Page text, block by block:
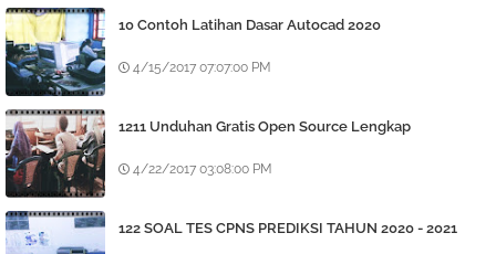
10 Contoh Latihan Dasar Autocad 2020
4/15/2017 07:07:00 PM
1211 Unduhan Gratis Open Source Lengkap
4/22/2017 03:08:00 PM
122 SOAL TES CPNS PREDIKSI TAHUN 2020 - 2021